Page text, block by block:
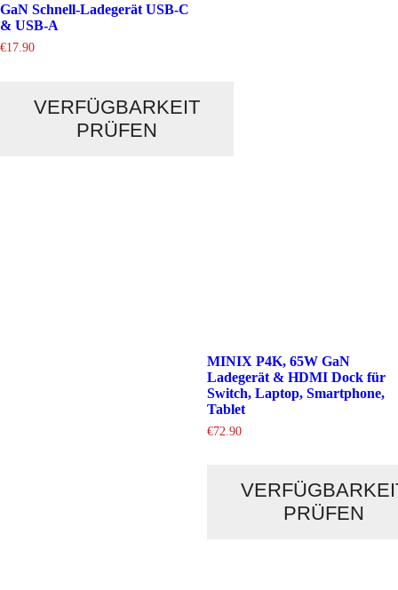
GaN Schnell-Ladegerät USB-C
& USB-A
€17.90
VERFÜGBARKEIT
PRÜFEN
MINIX P4K, 65W GaN
Ladegerät & HDMI Dock für
Switch, Laptop, Smartphone,
Tablet
€72.90
PRÜFEN